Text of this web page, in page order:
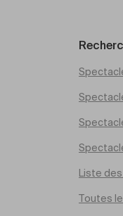
Liste
Toutes